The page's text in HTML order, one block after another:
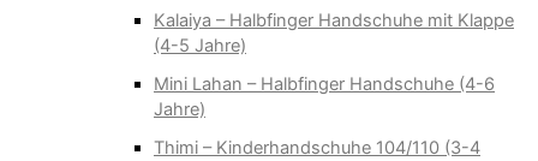
Kalaiya – Halbfinger Handschuhe mit Klappe
(4-5 Jahre)
Mini Lahan – Halbfinger Handschuhe (4-6
Jahre)
Thimi – Kinderhandschuhe 104/110 (3-4